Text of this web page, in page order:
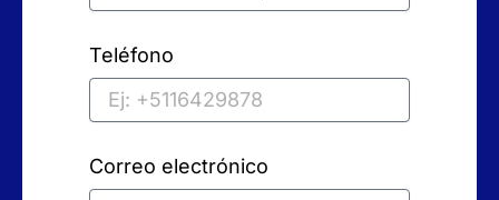
Teléfono
Correo electrónico